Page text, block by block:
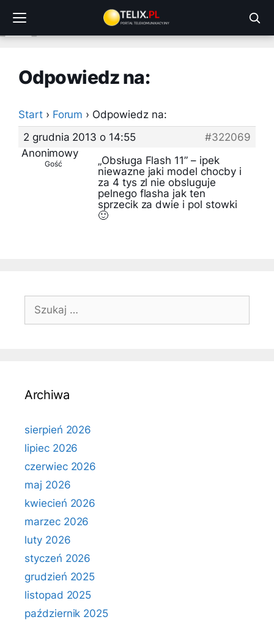
treści
Odpowiedz na:
Start › Forum › Odpowiedz na:
2 grudnia 2013 o 14:55
#322069
Anonimowy
Gość
„Obsługa Flash 11” – ipek
niewazne jaki model chocby i
za 4 tys zl nie obsluguje
pelnego flasha jak ten
sprzecik za dwie i pol stowki
🙂
Szukaj:
Archiwa
sierpień 2026
lipiec 2026
czerwiec 2026
maj 2026
kwiecień 2026
marzec 2026
luty 2026
styczeń 2026
grudzień 2025
listopad 2025
październik 2025